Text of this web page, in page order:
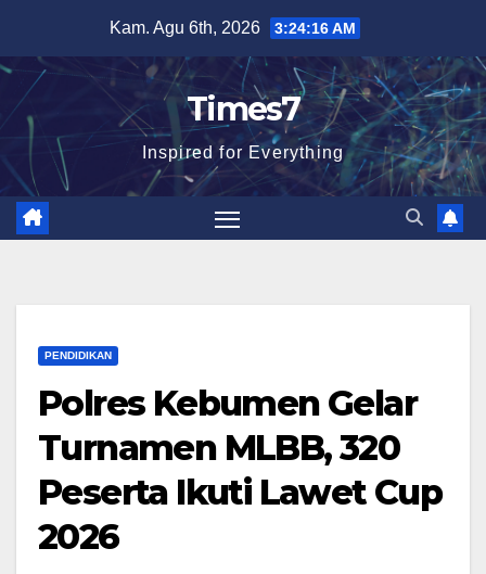
content
Kam. Agu 6th, 2026 3:24:17 AM
Times7
Inspired for Everything
PENDIDIKAN
Polres Kebumen Gelar
Turnamen MLBB, 320
Peserta Ikuti Lawet Cup
2026